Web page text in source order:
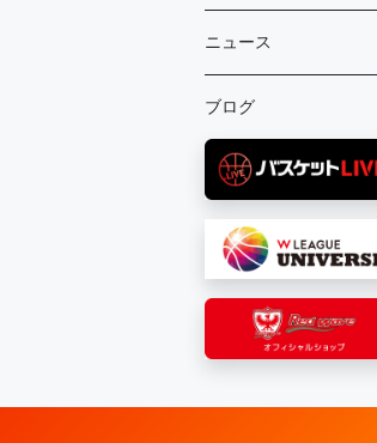
ニュース
ブログ